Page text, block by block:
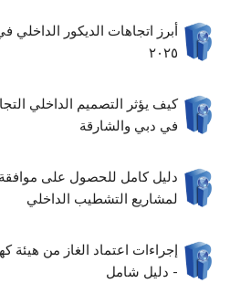
أبرز اتجاهات الديكور الداخلي
٢٠٢٥
كيف يؤثر التصميم الداخلي
في دبي والشارقة
دليل كامل للحصول على موافقة
لمشاريع التشطيب الداخلي
إجراءات اعتماد الغاز من هيئة
- دليل شامل